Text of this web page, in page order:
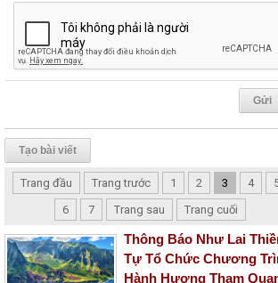
Tạo bài viết
Trang đầu Trang trước 1 2 3 4
6
7 Trang sau Trang cuối
Thông Báo Như Lai
Tự Tổ Chức Chương
Hành Hương Tham